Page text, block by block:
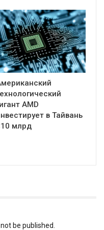
AMD
в Тайвань
млрд
be published.